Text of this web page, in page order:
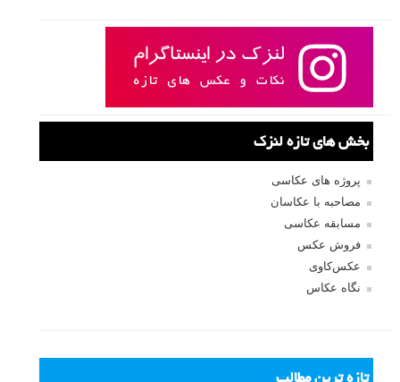
نام کاربری
رمز عبور
ثبت نام
جستجو یرای: